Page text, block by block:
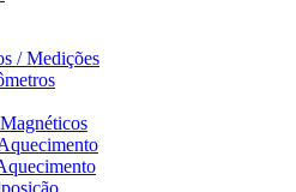
/ Medições